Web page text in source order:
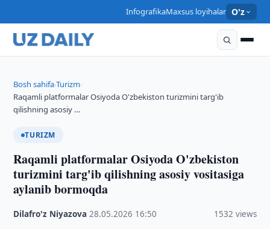
InfografikaMaxsus loyihalar O'z
Bosh sahifa›Turizm›
Raqamli platformalar Osiyoda O'zbekiston turizmini targ'ib
qilishning asosiy …
TURIZM
Raqamli platformalar Osiyoda O'zbekiston
turizmini targ'ib qilishning asosiy vositasiga
aylanib bormoqda
Dilafro'z Niyazova ·28.05.2026 16:50 1532 views